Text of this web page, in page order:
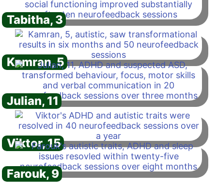
Tabitha, 3
Kamran, 5
Julian, 11
Viktor, 15
Farouk, 9